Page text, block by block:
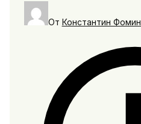
От Константин Фомин